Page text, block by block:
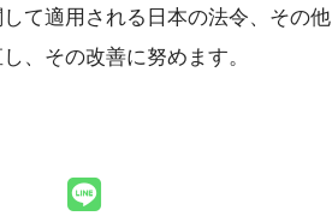
て適用される日本の法令、その他
、その改善に努めます。